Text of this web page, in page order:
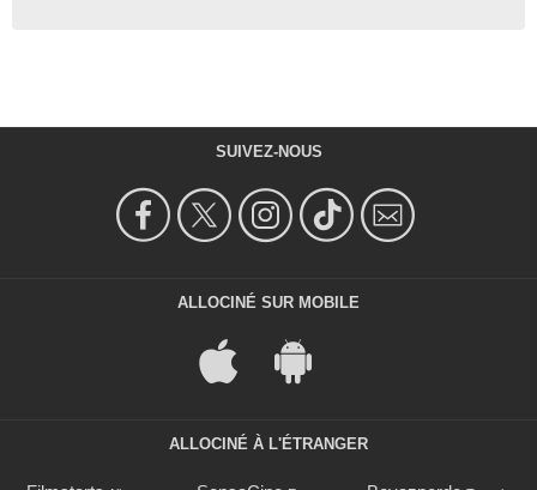
SUIVEZ-NOUS
ALLOCINÉ SUR MOBILE
ALLOCINÉ À L'ÉTRANGER